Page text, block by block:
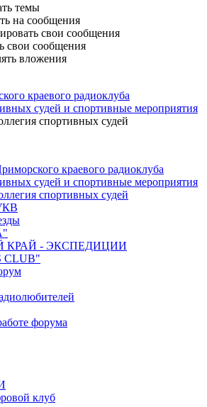
темы
на сообщения
свои сообщения
свои сообщения
вложения
краевого радиоклуба
судей и спортивные мероприятия
спортивных судей
краевого радиоклуба
судей и спортивные мероприятия
спортивных судей
КРАЙ - ЭКСПЕДИЦИИ
CLUB"
форума